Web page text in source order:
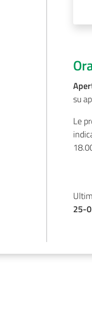
su
Le
25-